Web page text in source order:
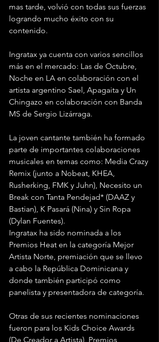
mas tarde, volvió con todas sus fuerzas
logrando mucho éxito con su
contenido.
Ingratax ya cuenta con varios sencillos
más en el mercado: Las de Octubre,
Noche en LA en colaboración con el
artista argentino Sael, Apagaita y Un
Chingazo en colaboración con Banda
MS de Sergio Lizárraga.
La joven cantante también ha formado
parte de importantes colaboraciones
musicales en temas como: Media Crazy
Remix (junto a Nobeat, KHEA,
Rusherking, FMK y Juhn), Necesito un
Break con Tanta Pendejad* (DAAZ y
Bastian), K Pasará (Nina) y Sin Ropa
(Dylan Fuentes).
Ingratax ha sido nominada a los
Premios Heat en la categoría Mejor
Artista Norte, premiación que se llevo
a cabo la República Dominicana y
donde también participó como
panelista y presentadora de categoría.
Otras de sus recientes nominaciones
fueron para los Kids Choice Awards
(De Creador a Artista), Premios